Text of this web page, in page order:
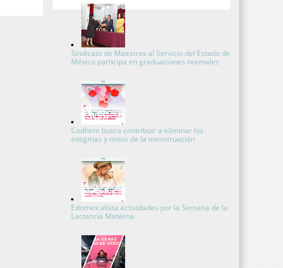
Sindicato de Maestros al Servicio del Estado de
México participa en graduaciones normales
Codhem busca contribuir a eliminar los
estigmas y mitos de la menstruación
Edomex alista actividades por la Semana de la
Lactancia Materna